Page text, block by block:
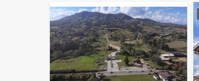
Alquiler
$2.400.000